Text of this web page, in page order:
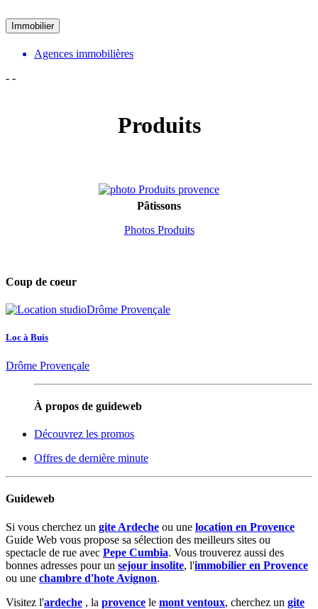
Immobilier
Agences immobilières
- -
Produits
Pâtissons
Photos Produits
Coup de coeur
Loc à Buis
Drôme Provençale
À propos de guideweb
Découvrez les promos
Offres de dernière minute
Guideweb
Si vous cherchez un gite Ardeche ou une location en Provence
Guide Web vous propose sa sélection des meilleurs sites ou
spectacle de rue avec Pepe Cumbia. Vous trouverez aussi des
bonnes adresses pour un sejour insolite, l'immobilier en Provence
ou une chambre d'hote Avignon.
Visitez l'ardeche , la provence le mont ventoux, cherchez un gite